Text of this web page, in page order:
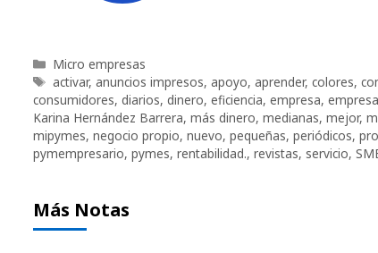
Categorías
Micro empresas
Etiquetas
activar, anuncios impresos, apoyo, aprender, colores,
consumidores, diarios, dinero, eficiencia, empresa,
Karina Hernández Barrera, más dinero, medianas, mejor,
mipymes, negocio propio, nuevo, pequeñas, periódicos,
pymempresario, pymes, rentabilidad., revistas, servicio,
Más Notas